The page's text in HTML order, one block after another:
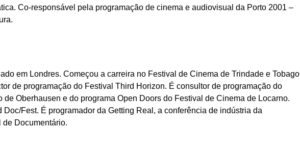
Co-responsável pela programação de cinema e audiovisual da Porto 2001 –
em Londres. Começou a carreira no Festival de Cinema de Trindade e Tobago
de programação do Festival Third Horizon. É consultor de programação do
de Oberhausen e do programa Open Doors do Festival de Cinema de Locarno.
Doc/Fest. É programador da Getting Real, a conferência de indústria da
Documentário.